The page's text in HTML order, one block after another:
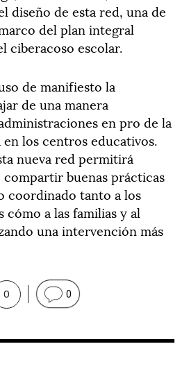
diseño de esta red, una de
del plan integral
ciberacoso escolar.
de manifiesto la
de una manera
en pro de la
los centros educativos.
nueva red permitirá
buenas prácticas
coordinado tanto a los
a las familias y al
una intervención más
0 0